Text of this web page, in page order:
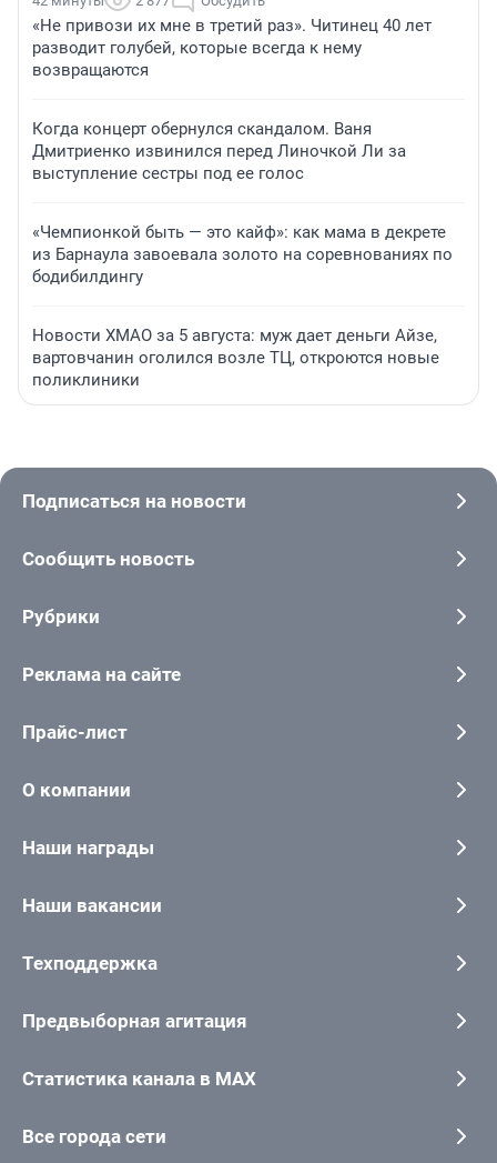
«Не привози их мне в третий раз». Читинец 40 лет
разводит голубей, которые всегда к нему
возвращаются
Когда концерт обернулся скандалом. Ваня
Дмитриенко извинился перед Линочкой Ли за
выступление сестры под ее голос
«Чемпионкой быть — это кайф»: как мама в декрете
из Барнаула завоевала золото на соревнованиях по
бодибилдингу
Новости ХМАО за 5 августа: муж дает деньги Айзе,
вартовчанин оголился возле ТЦ, откроются новые
поликлиники
Подписаться на новости
Сообщить новость
Рубрики
Реклама на сайте
Прайс-лист
О компании
Наши награды
Наши вакансии
Техподдержка
Предвыборная агитация
Статистика канала в MAX
Все города сети